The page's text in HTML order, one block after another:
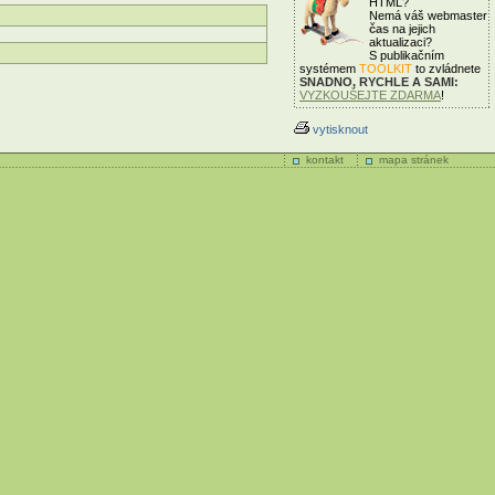
Nemá váš webmaster
čas na jejich
aktualizaci?
S publikačním
systémem TOOLKIT to zvládnete
SNADNO, RYCHLE A SAMI:
VYZKOUŠEJTE ZDARMA!
vytisknout
kontakt mapa stránek